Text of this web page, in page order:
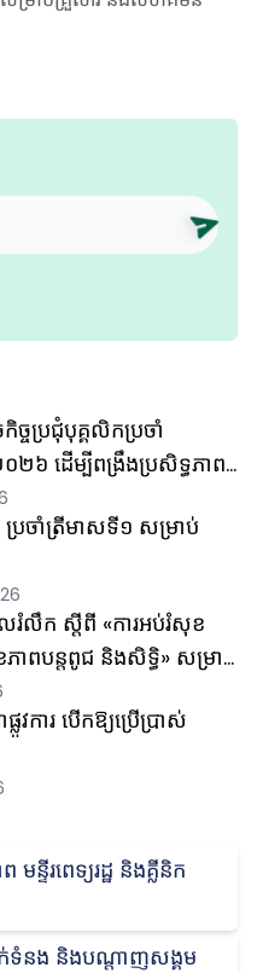
កិច្ចប្រជុំបុគ្គលិកប្រចាំ
២៦ ដើម្បីពង្រឹងប្រសិទ្ធភាព
ម្មវិធី និងការគ្រប់
ប្រចាំត្រីមាសទី១ សម្រាប់
រំលឹក ស្តីពី «ការអប់រំសុខ
ភាពបន្តពូជ និងសិទ្ធិ» សម្រាប់
ល់សេវា
លូវការ បើកឱ្យប្រើប្រាស់
ទីរពេទ្យរដ្ឋ និងគ្លីនិក
ក់ទំនង និងបណ្តាញសង្គម